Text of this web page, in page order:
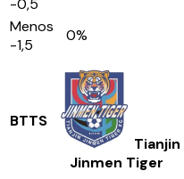
-0,5
Menos
-1,5
0%
BTTS
Tianjin
Jinmen Tiger